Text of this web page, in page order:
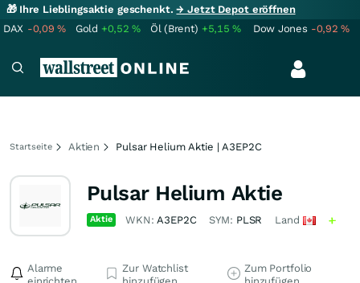
🎁 Ihre Lieblingsaktie geschenkt.→ Jetzt Depot eröffnen
DAX -0,09% Gold +0,52% Öl (Brent) +5,15% Dow Jones -0,92%
Startseite Aktien Pulsar Helium Aktie | A3EP2C
Pulsar Helium Aktie
Aktie WKN:A3EP2C SYM: PLSR Land
Alarme
Zur Watchlist
Zum Portfolio